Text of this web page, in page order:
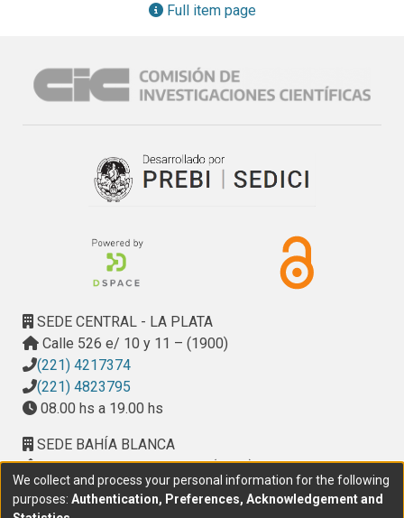
activos de galaxias (AGN, Active Galactic Nuclei). Los
Full item page
SEDE CENTRAL - LA PLATA
Calle 526 e/ 10 y 11 – (1900)
(221) 4217374
(221) 4823795
08.00 hs a 19.00 hs
SEDE BAHÍA BLANCA
Calle Ciudad de Cali 320 – (8000). Universidad
Provincial del Sudoeste (UPSO)
(291) 459 2550, interno 147
We collect and process your personal information for the following
purposes: Authentication, Preferences, Acknowledgement and